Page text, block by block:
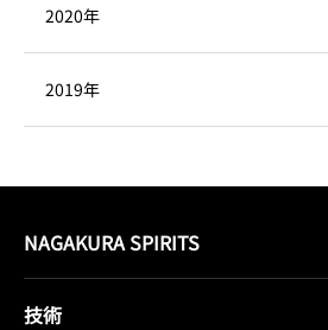
2020年
2019年
NAGAKURA SPIRITS
技術